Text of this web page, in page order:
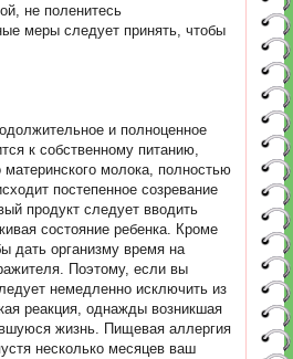
не поленитесь
меры следует принять, чтобы
и полноценное
к собственному питанию,
молока, полностью
постепенное созревание
продукт следует вводить
состояние ребенка. Кроме
дать организму время на
Поэтому, если вы
немедленно исключить из
реакция, однажды возникшая
жизнь. Пищевая аллергия
несколько месяцев ваш